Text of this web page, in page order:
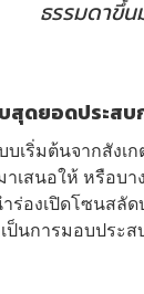
ธรรมดาขึ้น
สุดยอดประสบ
เริ่มต้นจากสังเ
เสนอให้ หรือบา
ร่องเปิดโซนสลั
ป็นการมอบประ